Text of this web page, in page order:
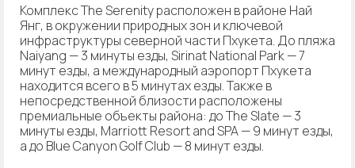
Комплекс The Serenity расположен в районе Най
Янг, в окружении природных зон и ключевой
инфраструктуры северной части Пхукета. До пляжа
Naiyang — 3 минуты езды, Sirinat National Park — 7
минут езды, а международный аэропорт Пхукета
находится всего в 5 минутах езды. Также в
непосредственной близости расположены
премиальные объекты района: до The Slate — 3
минуты езды, Marriott Resort and SPA — 9 минут езды,
а до Blue Canyon Golf Club — 8 минут езды.